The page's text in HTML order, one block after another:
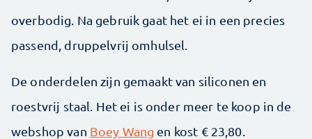
overbodig. Na gebruik gaat het ei in een precies
passend, druppelvrij omhulsel.
De onderdelen zijn gemaakt van siliconen en
roestvrij staal. Het ei is onder meer te koop in de
webshop van Boey Wang en kost € 23,80.